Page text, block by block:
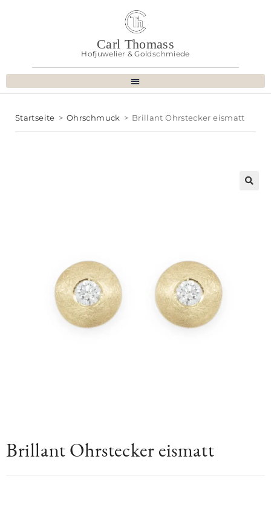
Carl Thomass
Hofjuwelier & Goldschmiede
Startseite > Ohrschmuck > Brillant Ohrstecker eismatt
Brillant Ohrstecker eismatt